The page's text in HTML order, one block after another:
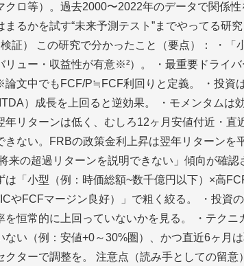
クロ等）。過去2000〜2022年のデータで関係
まるかを試す“未来予測テスト”までやってる研
検証） この研究で分かったこと（要点）： ・
リュー・収益性が有意※²）。 ・最重要ドライ
文中でもFCF/P≒FCF利回りと定義。 ・投資
）成長を上回ると逆効果。 ・モメンタムは
年リターンは低く、むしろ12ヶ月安値付近・直
きない。FRBの政策金利上昇は翌年リターンを
来の超過リターンを説明できない」傾向が確
は「小型（例：時価総額~数千億円以下）×高
やFCFマージン良好）」で粗く絞る。 ・投資
を恒常的に上回っていないかを見る。 ・テク
ない（例：安値+0～30%圏）、かつ直近6ヶ月
クターで調整を。 注意点（読み手としての留